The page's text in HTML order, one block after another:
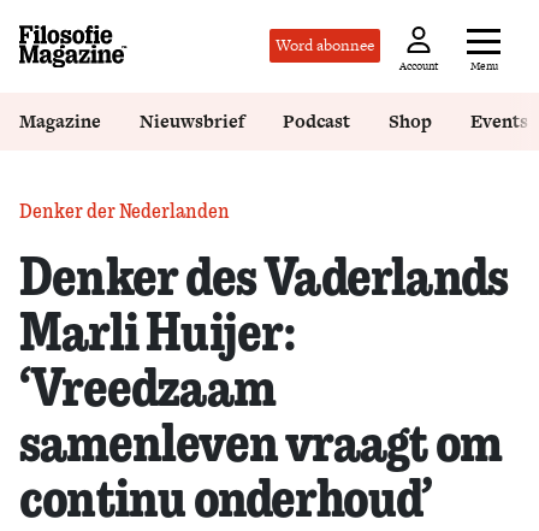
Word abonnee
Account Menu
Magazine Nieuwsbrief Podcast Shop Events
Denker der Nederlanden
Denker des Vaderlands
Marli Huijer:
‘Vreedzaam
samenleven vraagt om
continu onderhoud’